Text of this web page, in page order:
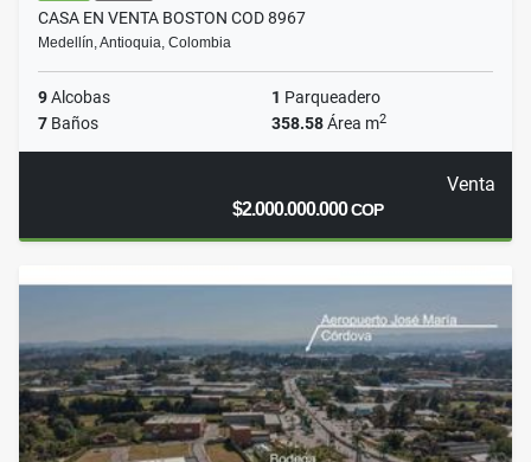
CASA EN VENTA BOSTON COD 8967
Medellín, Antioquia, Colombia
9Alcobas 1 Parqueadero
7 Baños 358.58Área m2
Venta
$2.000.000.000COP